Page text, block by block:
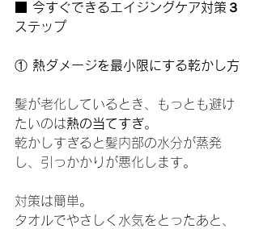
■ 今すぐできるエイジングケア対策３
ステップ
① 熱ダメージを最小限にする乾かし方
髪が老化しているとき、もっとも避け
たいのは熱の当てすぎ。
乾かしすぎると髪内部の水分が蒸発
し、引っかかりが悪化します。
対策は簡単。
タオルでやさしく水気をとったあと、